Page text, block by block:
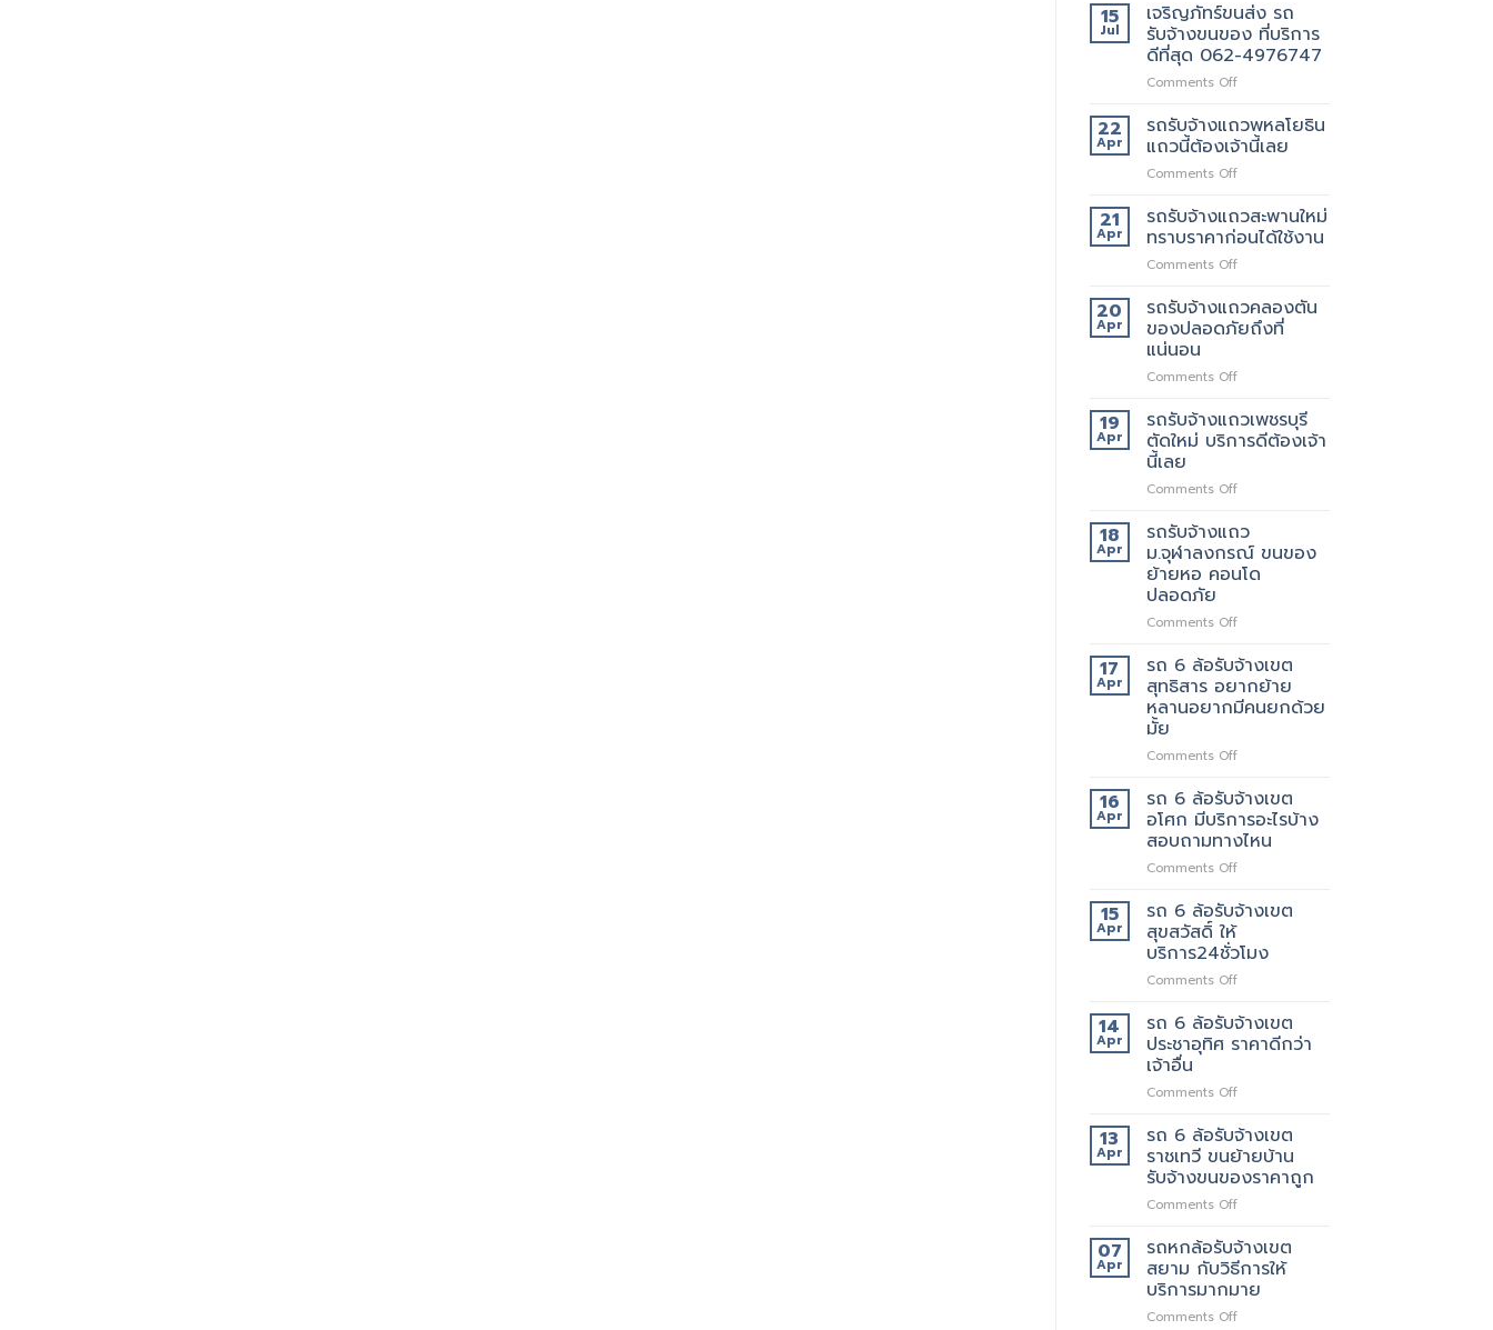
15
Jul
เจริญภัทร์ขนส่ง รถ
รับจ้างขนของ ที่บริการ
ดีที่สุด 062-4976747
Comments Offon
ริญ
ภัทร์
ขนส่ง
รถ
ขน
ของ
ที่สุด
062-
22
Apr
รถรับจ้างแถวพหลโยธิน
แถวนี้ต้องเจ้านี้เลย
Comments Offon
รับจ้าง
แถว
พหลโยธิน
แถว
ต้อง
เจ้า
21
Apr
รถรับจ้างแถวสะพานใหม่
ทราบราคาก่อนได้ใช้งาน
Comments Offon
รับจ้าง
แถว
สะพาน
ทราบ
ก่อน
ได้
ใช้
20
Apr
รถรับจ้างแถวคลองตัน
ของปลอดภัยถึงที่
แน่นอน
Comments Offon
รับจ้าง
แถว
คลองตัน
ปลอดภัย
แน่นอน
19
Apr
รถรับจ้างแถวเพชรบุรี
ตัดใหม่ บริการดีต้องเจ้า
นี้เลย
Comments Offon
รับจ้าง
แถว
เพชรบุรี
ตัด
บริการ
ต้อง
เจ้า
นี้
เลย
18
Apr
รถรับจ้างแถว
ม.จุฬาลงกรณ์ ขนของ
ย้ายหอ คอนโด
ปลอดภัย
Comments Offon
รับ
จ้าง
แถวม.จุฬาลงกรณ์
ขน
ย้าย
คอน
โด
ปลอดภัย
17
Apr
รถ 6 ล้อรับจ้างเขต
สุทธิสาร อยากย้าย
หลานอยากมีคนยกด้วย
มั้ย
Comments Offon
6
ล้อ
รับจ้าง
เขต
สุทธิสาร
ย้าย
หลาน
อยาก
มี
คน
ด้วย
มั้ย
16
Apr
รถ 6 ล้อรับจ้างเขต
อโศก มีบริการอะไรบ้าง
สอบถามทางไหน
Comments Offon
6
ล้อ
รับจ้าง
เขต
อโศก
บริการ
อะไร
บ้าง
ทาง
15
Apr
รถ 6 ล้อรับจ้างเขต
สุขสวัสดิ์ ให้
บริการ24ชั่วโมง
Comments Offon
6
ล้อ
รับจ้าง
สุขสวัสดิ์
บริการ24ชั่วโมง
14
Apr
รถ 6 ล้อรับจ้างเขต
ประชาอุทิศ ราคาดีกว่า
เจ้าอื่น
Comments Offon
6
ล้อ
รับจ้าง
เขต
ประชาอุทิศ
ดี
กว่า
เจ้า
อื่น
13
Apr
รถ 6 ล้อรับจ้างเขต
ราชเทวี ขนย้ายบ้าน
รับจ้างขนของราคาถูก
Comments Offon
6
ล้อ
รับจ้าง
เขต
ราชเทวี
07
Apr
รถหกล้อรับจ้างเขต
สยาม กับวิธีการให้
บริการมากมาย
Comments Offon